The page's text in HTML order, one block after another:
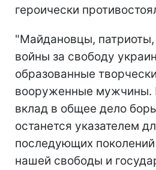
героически
"Майдановцы,
войны за свободу
образованные
вооруженные мужчины.
вклад в общее дело
останется указателем
последующих
нашей свободы и